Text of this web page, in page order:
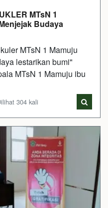
MTsN 1
Budaya
MTsN 1 Mamuju
lestarikan bumi"
MTsN 1 Mamuju ibu
304 kali